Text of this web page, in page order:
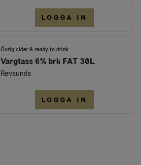
LOGGA IN
Övrig cider & ready to drink
Vargtass 6% brk FAT 30L
Revsunds
LOGGA IN